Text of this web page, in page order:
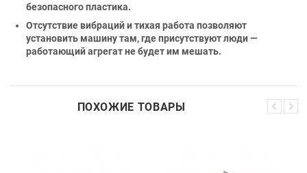
безопасного пластика.
Отсутствие вибраций и тихая работа позволяют
установить машину там, где присутствуют люди —
работающий агрегат не будет им мешать.
ПОХОЖИЕ ТОВАРЫ